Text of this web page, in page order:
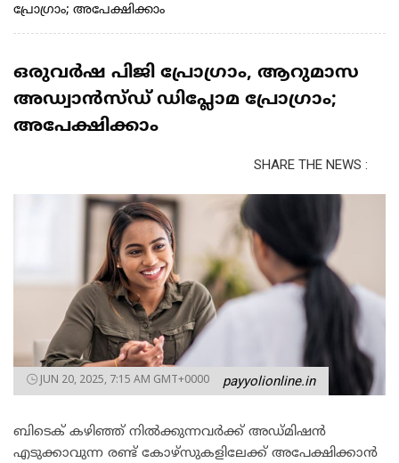
പ്രോഗ്രാം; അപേക്ഷിക്കാം
ഒരുവര്‍ഷ പിജി പ്രോഗ്രാം, ആറുമാസ
അഡ്വാന്‍സ്ഡ് ഡിപ്ലോമ പ്രോഗ്രാം;
അപേക്ഷിക്കാം
SHARE THE NEWS :
JUN 20, 2025, 7:15 AM GMT+0000 payyolionline.in
ബിടെക് കഴിഞ്ഞ് നില്‍ക്കുന്നവര്‍ക്ക് അഡ്മിഷന്‍
എടുക്കാവുന്ന രണ്ട് കോഴ്‌സുകളിലേക്ക് അപേക്ഷിക്കാന്‍